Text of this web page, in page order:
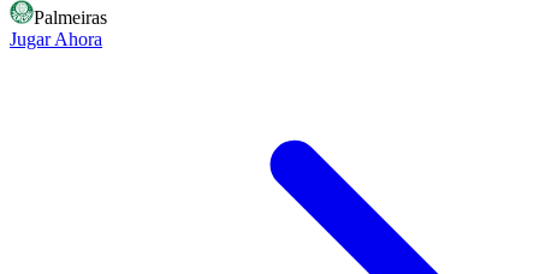
Palmeiras
Jugar Ahora